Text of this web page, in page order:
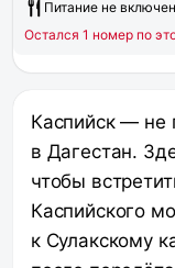
Питание не
Остался 1 номер по
Каспийск — не
в Дагестан.
чтобы
Каспийского
к Сулакскому